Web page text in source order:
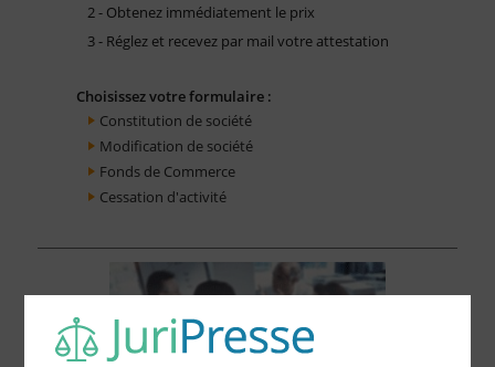
2 - Obtenez immédiatement le prix
3 - Réglez et recevez par mail votre attestation
Choisissez votre formulaire :
Constitution de société
Modification de société
Fonds de Commerce
Cessation d'activité